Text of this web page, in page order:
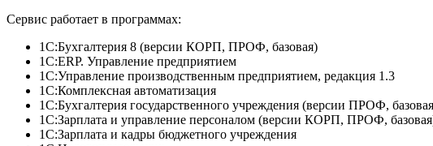
Сервис работает в программах:
1С:Бухгалтерия 8 (версии КОРП, ПРОФ, базовая)
1С:ERP. Управление предприятием
1С:Управление производственным предприятием, редакция 1.3
1С:Комплексная автоматизация
1С:Бухгалтерия государственного учреждения (версии ПРОФ,
1С:Зарплата и управление персоналом (версии КОРП, ПРОФ,
1С:Зарплата и кадры бюджетного учреждения